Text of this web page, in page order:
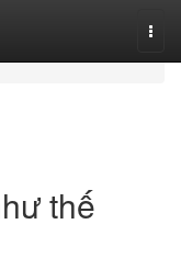
thế